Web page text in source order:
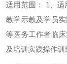
适用范围： 1、
教学示教及学员
等医务工作者临
及培训实践操作训